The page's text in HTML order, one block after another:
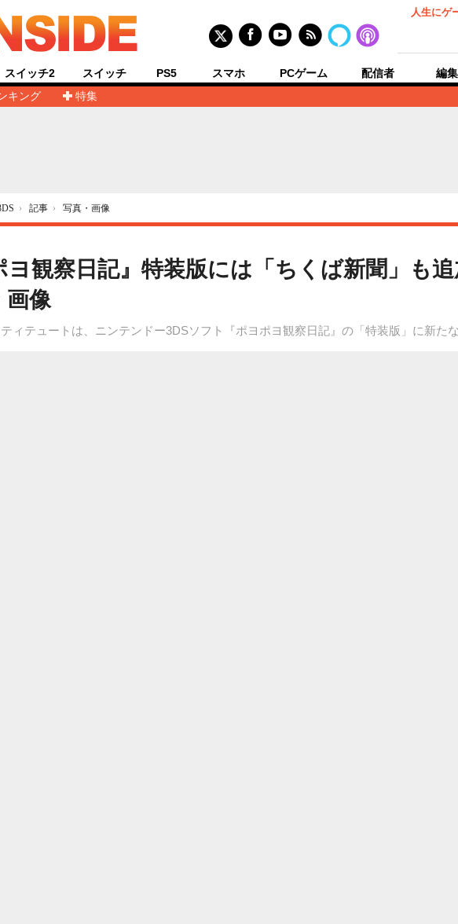
人生にゲ
キング
特集
スイッチ2 スイッチ PS5 スマホ PCゲーム 配信者 編
› 記事 › 写真・画像
ヨ観察日記』特装版には「ちくば新聞」も
画像
ィテュートは、ニンテンドー3DSソフト『ポヨポヨ観察日記』の「特装版」に新た